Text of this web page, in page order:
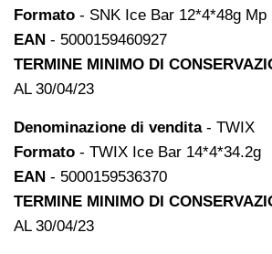
Formato - SNK Ice Bar 12*4*48g Mp
EAN - 5000159460927
TERMINE MINIMO DI
AL 30/04/23
Denominazione di vendita- TWIX
Formato - TWIX Ice Bar 14*4*34.2g
EAN - 5000159536370
TERMINE MINIMO DI
AL 30/04/23